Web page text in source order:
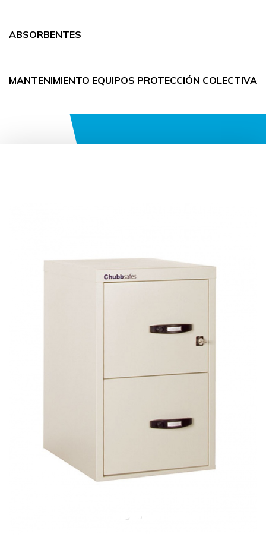
ABSORBENTES
MANTENIMIENTO EQUIPOS PROTECCIÓN COLECTIVA